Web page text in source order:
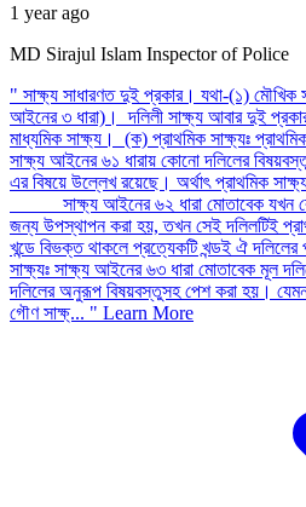
1 year ago
MD Sirajul Islam Inspector of Police
" সাক্ষ্য সাধারণত দুই প্রকার। যথা-(১) মৌখিক
আইনের ৩ ধারা)। দলিলী সাক্ষ্য আবার দুই
মাধ্যমিক সাক্ষ্য। (ক) প্রাথমিক সাক্ষ্যঃ
সাক্ষ্য আইনের ৬১ ধারায় কোনো দলিলের
এর বিষয়ে উল্লেখ রয়েছে। অর্থাৎ প্রাথমিক
সাক্ষ্য আইনের ৬২ ধারা মোতাবেক যখন
জন্য উপস্থাপন করা হয়, তখন সেই দলিলটিই
খন্ডে বিভক্ত থাকলে প্রত্যেকটি খন্ডই ঐ
সাক্ষ্যঃ সাক্ষ্য আইনের ৬৩ ধারা মোতাবেক মূল
দলিলের অনুরূপ বিষয়বস্তুসহ পেশ করা হয়। যেমন-
গৌণ সাক্ষ্... " Learn More